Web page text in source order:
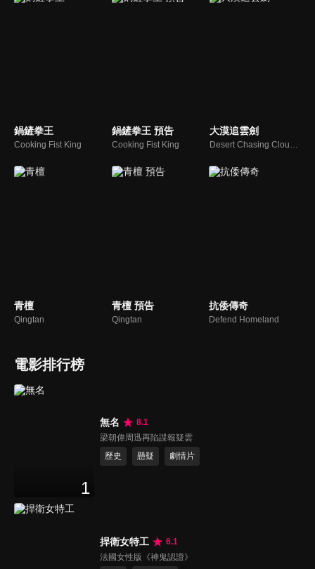
鍋鏟拳王
Cooking Fist King
鍋鏟拳王 預告
Cooking Fist King
大漠追雲劍
Desert Chasing Cloud Sword
青檀
Qingtan
青檀 預告
Qingtan
抗倭傳奇
Defend Homeland
電影排行榜
1
無名
8.1
梁朝偉周迅再陷諜報疑雲
歷史
懸疑 劇情片
捍衛女特工
6.1
法國女性版《神鬼認證》